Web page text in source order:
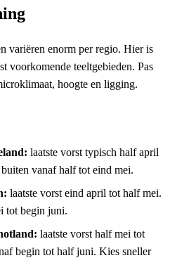
variëren enorm per regio. Hier is
voorkomende teeltgebieden. Pas
hoogte en ligging.
laatste vorst typisch half april
vanaf half tot eind mei.
laatste vorst eind april tot half mei.
tot begin juni.
laatste vorst half mei tot
begin tot half juni. Kies sneller